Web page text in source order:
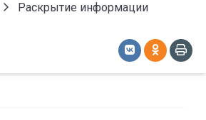
Раскрытие информации